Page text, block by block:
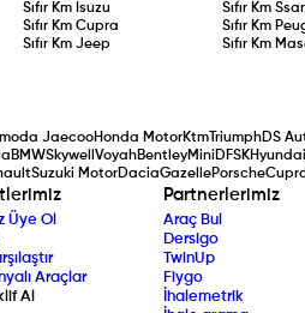
Sıfır Km Isuzu Sıfır Km
Sıfır KmCupra Sıfır Km
Sıfır KmJeep Sıfır Km
JaecooHonda MotorKtmTriumphDS
BMWSkywell VoyahBentleyMini DFSKHyundai
Suzuki MotorDaciaGazellePorsche
Üye Ol
Araçlar
Al
Partnerlerimiz
Araç Bul
Dersigo
TwinUp
Fiygo
İhalemetrik